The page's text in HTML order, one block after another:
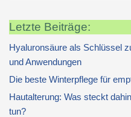
Letzte Beiträge:
Hyaluronsäure als Schlüssel
und Anwendungen
Die beste Winterpflege für
Hautalterung: Was steckt
tun?